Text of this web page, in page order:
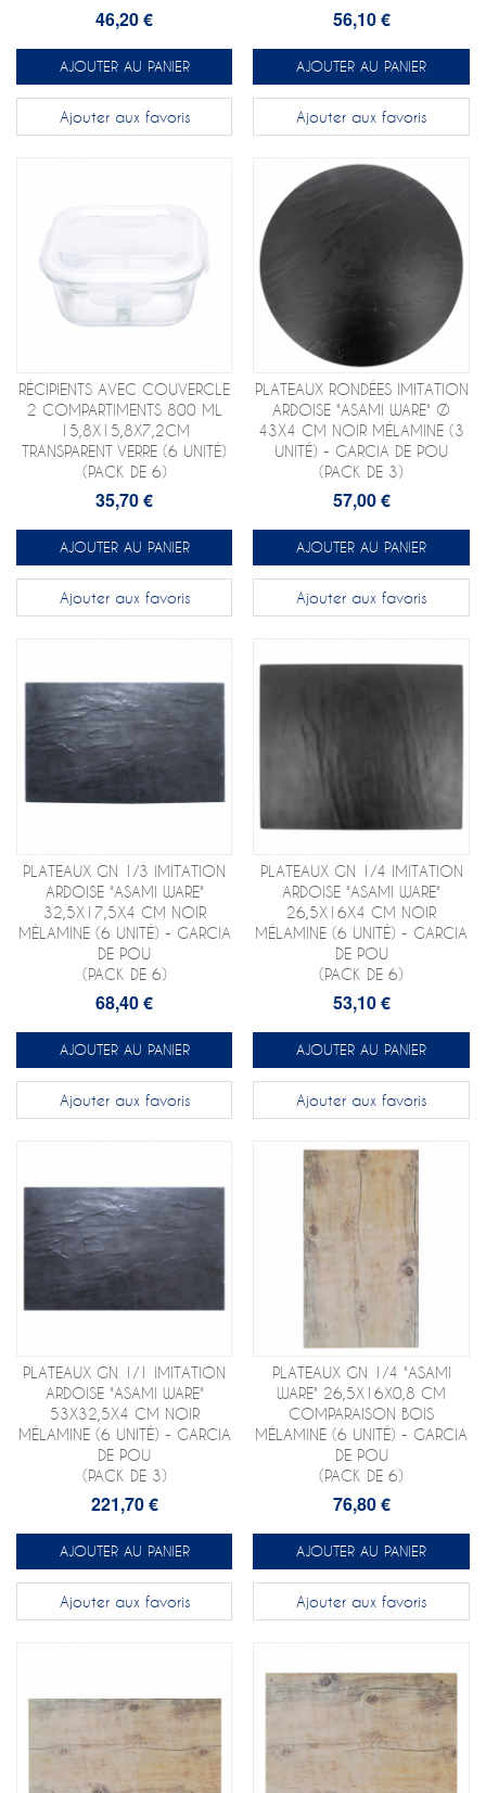
46,20 €
AJOUTER AU PANIER
Ajouter aux favoris
56,10 €
AJOUTER AU PANIER
Ajouter aux favoris
RÉCIPIENTS AVEC COUVERCLE
2 COMPARTIMENTS 800 ML
15,8X15,8X7,2CM
TRANSPARENT VERRE (6 UNITÉ)
(PACK DE 6)
35,70 €
AJOUTER AU PANIER
Ajouter aux favoris
PLATEAUX RONDÉES IMITATION
ARDOISE "ASAMI WARE" Ø
43X4 CM NOIR MÉLAMINE (3
UNITÉ) - GARCIA DE POU
(PACK DE 3)
57,00 €
AJOUTER AU PANIER
Ajouter aux favoris
PLATEAUX GN 1/3 IMITATION
ARDOISE "ASAMI WARE"
32,5X17,5X4 CM NOIR
MÉLAMINE (6 UNITÉ) - GARCIA
DE POU
(PACK DE 6)
68,40 €
AJOUTER AU PANIER
Ajouter aux favoris
PLATEAUX GN 1/4 IMITATION
ARDOISE "ASAMI WARE"
26,5X16X4 CM NOIR
MÉLAMINE (6 UNITÉ) - GARCIA
DE POU
(PACK DE 6)
53,10 €
AJOUTER AU PANIER
Ajouter aux favoris
PLATEAUX GN 1/1 IMITATION
ARDOISE "ASAMI WARE"
53X32,5X4 CM NOIR
MÉLAMINE (6 UNITÉ) - GARCIA
DE POU
(PACK DE 3)
221,70 €
AJOUTER AU PANIER
Ajouter aux favoris
PLATEAUX GN 1/4 "ASAMI
WARE" 26,5X16X0,8 CM
COMPARAISON BOIS
MÉLAMINE (6 UNITÉ) - GARCIA
DE POU
(PACK DE 6)
76,80 €
AJOUTER AU PANIER
Ajouter aux favoris